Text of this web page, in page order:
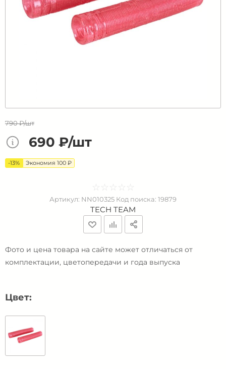
790 ₽/шт
690 ₽/шт
-13% Экономия 100 ₽
☆ ☆ ☆ ☆ ☆
★ ★ ★ ★ ★
Артикул: NN010325 Код поиска: 19879
TECH TEAM
Фото и цена товара на сайте может отличаться от
комплектации, цветопередачи и года выпуска
Цвет: